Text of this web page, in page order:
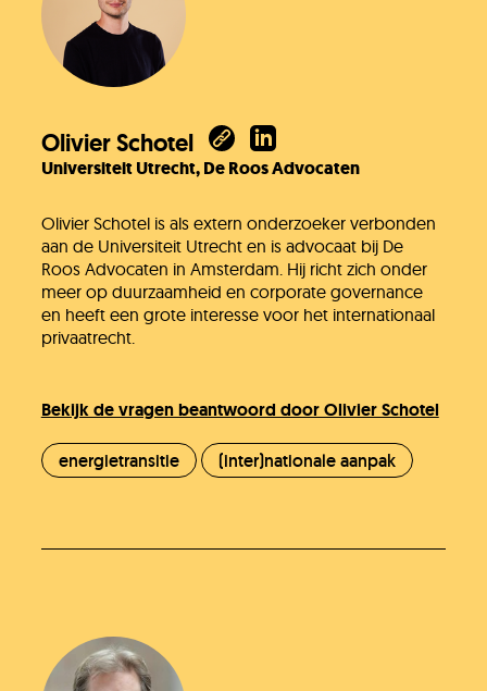
Olivier Schotel
Universiteit Utrecht, De Roos Advocaten
Olivier Schotel is als extern onderzoeker verbonden
aan de Universiteit Utrecht en is advocaat bij De
Roos Advocaten in Amsterdam. Hij richt zich onder
meer op duurzaamheid en corporate governance
en heeft een grote interesse voor het internationaal
privaatrecht.
Bekijk de vragen beantwoord door Olivier Schotel
energietransitie (inter)nationale aanpak